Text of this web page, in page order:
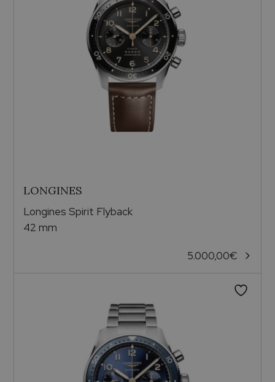
LONGINES
Longines Spirit Flyback
42 mm
5.000,00€